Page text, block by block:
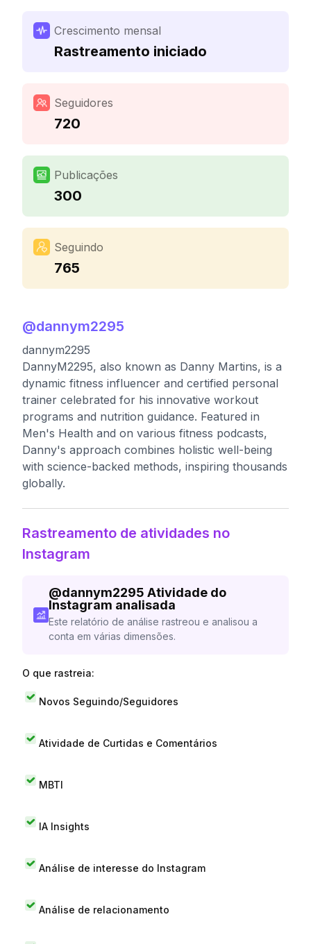
Crescimento mensal
Rastreamento iniciado
Seguidores
720
Publicações
300
Seguindo
765
@dannym2295
dannym2295
DannyM2295, also known as Danny Martins, is a
dynamic fitness influencer and certified personal
trainer celebrated for his innovative workout
programs and nutrition guidance. Featured in
Men's Health and on various fitness podcasts,
Danny's approach combines holistic well-being
with science-backed methods, inspiring thousands
globally.
Rastreamento de atividades no
Instagram
@dannym2295 Atividade do
Instagram analisada
Este relatório de análise rastreou e analisou a
conta em várias dimensões.
O que rastreia:
Novos Seguindo/Seguidores
Atividade de Curtidas e Comentários
MBTI
IA Insights
Análise de interesse do Instagram
Análise de relacionamento